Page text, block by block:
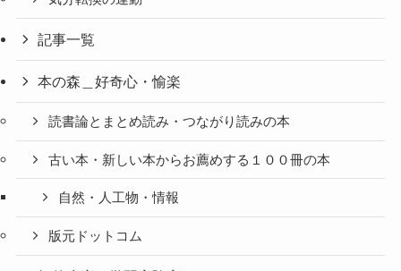
記事一覧
本の森＿好奇心・愉楽
読書論とまとめ読み・つながり読みの本
古い本・新しい本からお薦めする１００冊の本
自然・人工物・情報
版元ドットコム